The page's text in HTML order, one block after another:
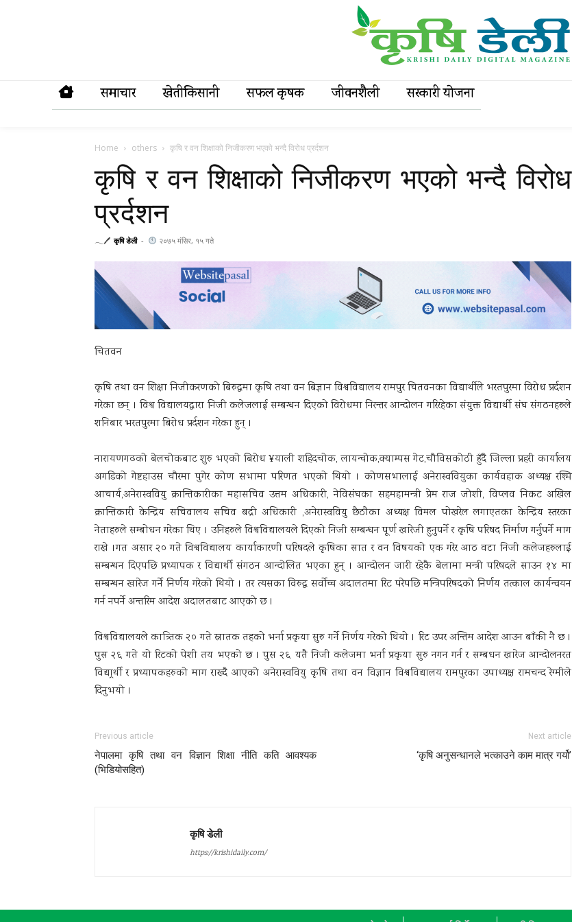
समाचार खेतीकिसानी सफल कृषक जीवनशैली सरकारी याेजना
Home others कृषि र वन शिक्षाको निजीकरण भएको भन्दै विरोध प्रर्दशन
कृषि र वन शिक्षाको निजीकरण भएको भन्दै विरोध
प्रर्दशन
𓂃🖊 कृषि डेली - २०७५ मंसिर, १५ गते
चितवन
कृषि तथा वन शिक्षा निजीकरणको बिरुद्धमा कृषि तथा वन बिज्ञान विश्वविद्यालय रामपुर चितवनका विद्यार्थीले भरतपुरमा विरोध प्रर्दशन
गरेका छन् । विश्व विद्यालयद्धारा निजी कलेजलाई सम्बन्धन दिएको विरोधमा निरन्तर आन्दोलन गरिरहेका संयुक्त विद्यार्थी संघ संगठनहरुले
शनिबार भरतपुरमा बिरोध प्रर्दशन गरेका हुन् ।
नारायणगढको बेलचोकबाट शुरु भएको बिरोध ¥याली शहिदचोक, लायन्चोक,क्याम्पस गेट,चौविसकोठी हुँदै जिल्ला प्रहरी कार्यालय
अगडिको गेष्टहाउस चौरमा पुगेर कोण सभामा परिणत भएको थियो । कोणसभालाई अनेरास्ववियुका कार्यवहाक अध्यक्ष रश्मि
आचार्य,अनेरास्ववियु क्रान्तिकारीका महासचिव उत्तम अधिकारी, नेविसंघका सहमहामन्त्री प्रेम राज जोशी, विप्लव निकट अखिल
क्रान्तिकारी केन्द्रिय सचिवालय सचिव बद्री अधिकारी ,अनेरास्ववियु छैठौका अध्यक्ष विमल पोखरेल लगाएतका केन्द्रिय स्तरका
नेताहरुले सम्बोधन गरेका थिए । उनिहरुले विश्वविद्यालयले दिएको निजी सम्बन्धन पूर्ण खारेजी हुनुपर्ने र कृषि परिषद निर्माण गर्नुपर्ने माग
राखे ।गत असार २० गते विश्वविद्यालय कार्याकारणी परिषदले कृषिका सात र वन विषयको एक गरेर आठ वटा निजी कलेजहरुलाई
सम्बन्धन दिएपछि प्रध्यापक र विद्यार्थी संगठन आन्दोलित भएका हुन् । आन्दोलन जारी रहेकै बेलामा मन्त्री परिषदले साउन १४ मा
सम्बन्धन खारेज गर्ने निर्णय गरेको थियो । तर त्यसका विरुद्ध सर्वोच्च अदालतमा रिट परेपछि मन्त्रिपरिषदको निर्णय तत्काल कार्यन्वयन
गर्न नपर्ने अन्तरिम आदेश अदालतबाट आएको छ ।
विश्वविद्यालयले कात्र्तिक २० गते स्नातक तहको भर्ना प्रकृया सुरु गर्ने निर्णय गरेको थियो । रिट उपर अन्तिम आदेश आउन बाँकी नै छ ।
पुस २६ गते यो रिटको पेशी तय भएको छ । पुस २६ यतै निजी कलेजमा भर्ना प्रकृया सुरु नगन गर्न र सम्बधन खारेज आन्दोलनरत
विद्यार्र्थी र प्रध्यापकहरुको माग राख्दै आएको अनेरास्ववियु कृषि तथा वन विज्ञान विश्वविद्यालय रामपुरका उपाध्यक्ष रामचन्द रेग्मीले
दिनुभयो ।
Previous article
नेपालमा कृषि तथा वन विज्ञान शिक्षा नीति कति आवश्यक
(भिडियोसहित)
Next article
‘कृषि अनुसन्धानले भत्काउने काम मात्र गर्यो’
कृषि डेली
https://krishidaily.com/